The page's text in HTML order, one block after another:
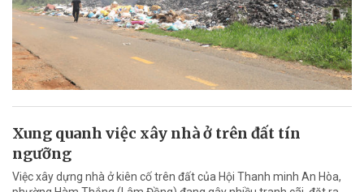
Xung quanh việc xây nhà ở trên đất tín
ngưỡng
Việc xây dựng nhà ở kiên cố trên đất của Hội Thanh minh An Hòa,